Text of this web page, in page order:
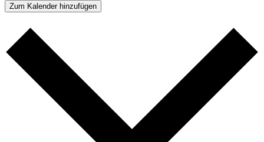
Zum Kalender hinzufügen